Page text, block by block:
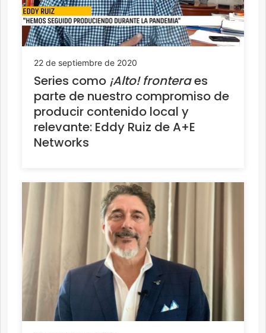
22 de septiembre de 2020
Series como ¡Alto! fronteraes
parte de nuestro compromiso de
producir contenido local y
relevante: Eddy Ruiz de A+E
Networks